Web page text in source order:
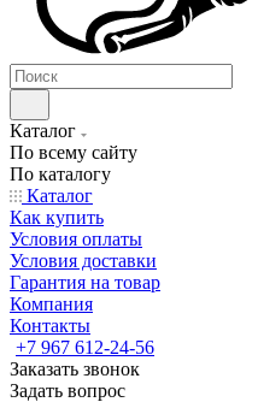
Каталог
По всему сайту
По каталогу
Каталог
Как купить
Условия оплаты
Условия доставки
Гарантия на товар
Компания
Контакты
+7 967 612-24-56
Заказать звонок
Задать вопрос